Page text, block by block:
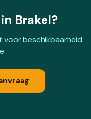
Brakel?
voor beschikbaarheid